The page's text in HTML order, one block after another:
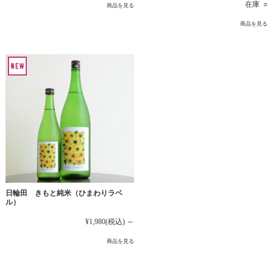
商品を見る 在庫 ○
商品を見る
日輪田 きもと純米（ひまわりラベ
ル）
¥1,980(税込) ～
商品を見る